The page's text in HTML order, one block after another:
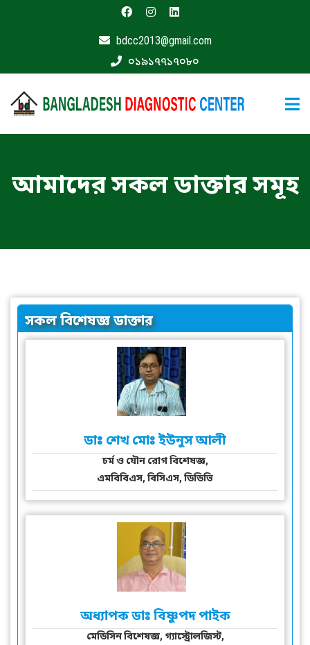
bdcc2013@gmail.com
০১৯১৭৭১৭০৮০
বিশেষজ্ঞ
ডাক্তার
ফার্মাসী
আমাদের সকল ডাক্তার সমূহ
সকল বিশেষজ্ঞ ডাক্তার
ডাঃ শেখ মোঃ ইউনুস আলী
চর্ম ও যৌন রোগ বিশেষজ্ঞ,
এমবিবিএস, বিসিএস, ডিডিভি
অধ্যাপক ডাঃ বিষ্ণুপদ পাইক
মেডিসিন বিশেষজ্ঞ, গ্যাস্ট্রোলজিস্ট,